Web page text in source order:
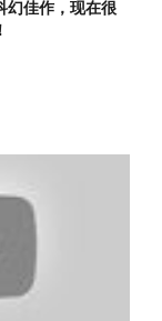
幻佳作，现在很